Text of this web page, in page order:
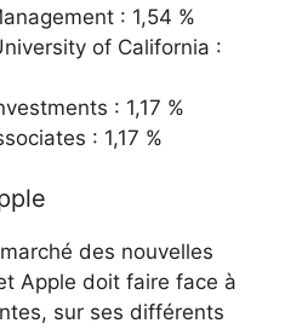
: 1,54 %
of California :
: 1,17 %
: 1,17 %
des nouvelles
Apple doit faire face à
sur ses différents